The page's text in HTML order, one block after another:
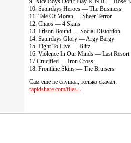
9. Nice Boys Don't Play R 'N R — Rose
10. Saturdays Heroes — The Business
11. Tale Of Moran — Sheer Terror
12. Chaos — 4 Skins
13. Prison Bound — Social Distortion
14. Saturdays Glory — Argy Bargy
15. Fight To Live — Blitz
16. Violence In Our Minds — Last Resort
17 Crucified — Iron Cross
18. Frontline Skins — The Bruisers
Сам ещё не слушал, только скачал.
rapidshare.com/files...